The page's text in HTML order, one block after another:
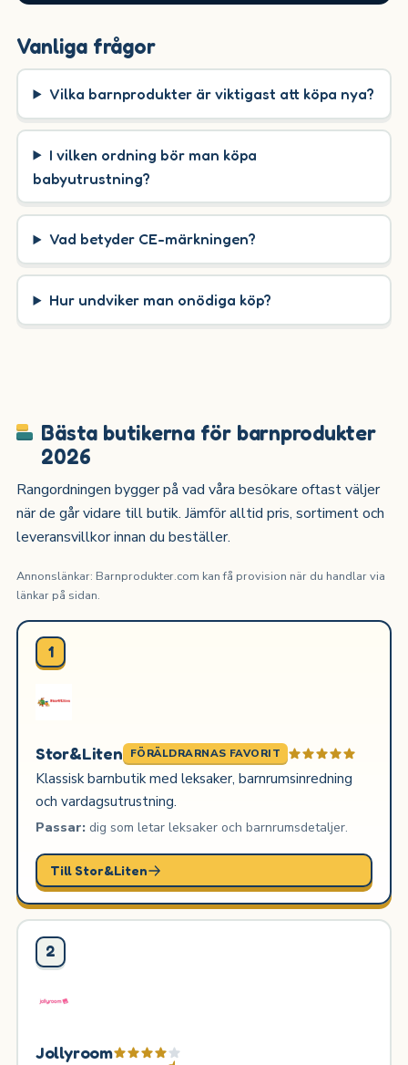
Vanliga frågor
Vilka barnprodukter är viktigast att köpa nya?
I vilken ordning bör man köpa
babyutrustning?
Vad betyder CE-märkningen?
Hur undviker man onödiga köp?
Bästa butikerna för barnprodukter
2026
Rangordningen bygger på vad våra besökare oftast väljer
när de går vidare till butik. Jämför alltid pris, sortiment och
leveransvillkor innan du beställer.
Annonslänkar: Barnprodukter.com kan få provision när du handlar via
länkar på sidan.
1
Stor&Liten FÖRÄLDRARNAS FAVORIT
Klassisk barnbutik med leksaker, barnrumsinredning
och vardagsutrustning.
Passar:dig som letar leksaker och barnrumsdetaljer.
Till Stor&Liten
2
Jollyroom